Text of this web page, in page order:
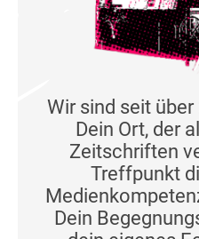
Wir sind seit über
Dein Ort, der
Zeitschriften
Treffpunkt
Dein